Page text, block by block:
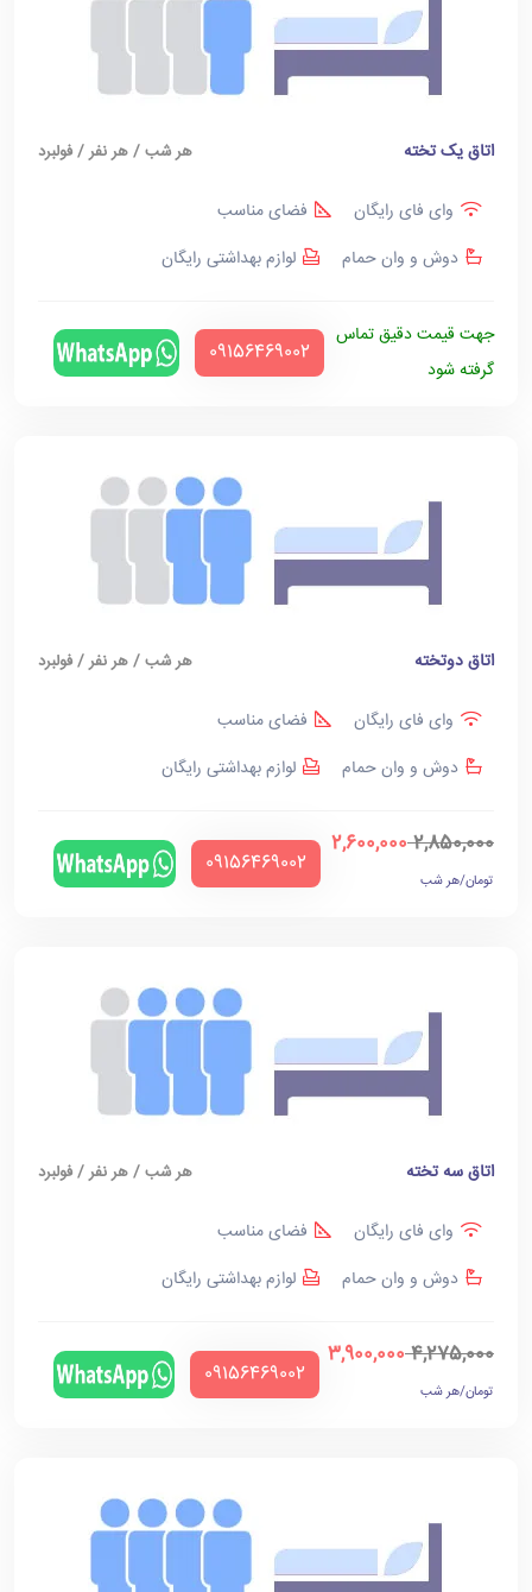
اتاق یک تخته هر شب / هر نفر / فولبرد
وای فای رایگان
فضای مناسب
دوش و وان حمام
لوازم بهداشتی رایگان
جهت قیمت دقیق تماس
گرفته شود
‪09156469002‬
اتاق دوتخته هر شب / هر نفر / فولبرد
وای فای رایگان
فضای مناسب
دوش و وان حمام
لوازم بهداشتی رایگان
2,850,000
2,600,000
تومان/هر شب
‪09156469002‬
اتاق سه تخته هر شب / هر نفر / فولبرد
وای فای رایگان
فضای مناسب
دوش و وان حمام
لوازم بهداشتی رایگان
4,275,000
3,900,000
تومان/هر شب
‪09156469002‬